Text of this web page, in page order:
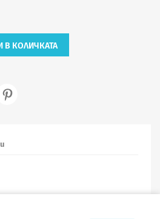
В КОЛИЧКАТА